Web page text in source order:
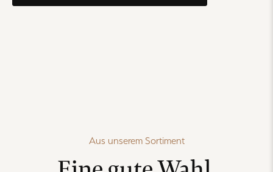
Aus unserem Sortiment